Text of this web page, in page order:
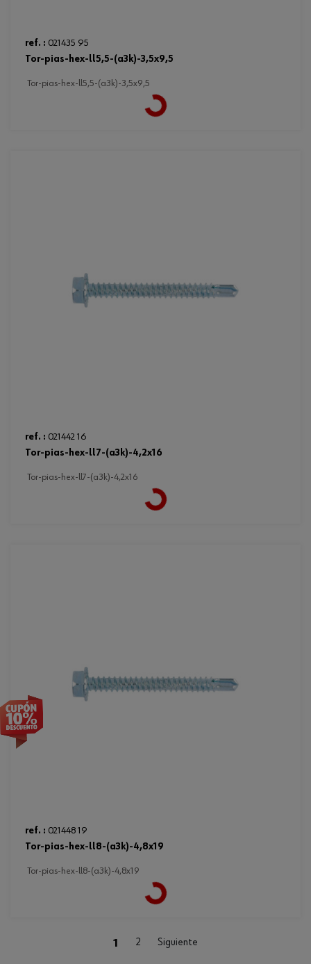
ref. : 021435 95
tor-pias-hex-ll5,5-(a3k)-3,5x9,5
tor-pias-hex-ll5,5-(a3k)-3,5x9,5 Loading...
ref. : 021442 16
tor-pias-hex-ll7-(a3k)-4,2x16
tor-pias-hex-ll7-(a3k)-4,2x16 Loading...
ref. : 021448 19
tor-pias-hex-ll8-(a3k)-4,8x19
tor-pias-hex-ll8-(a3k)-4,8x19 Loading...
1 (current)
2 Siguiente